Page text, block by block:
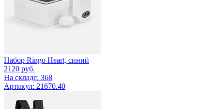
Набор Ringo Heart, синий
2120 руб.
На складе: 368
Артикул: 21670.40